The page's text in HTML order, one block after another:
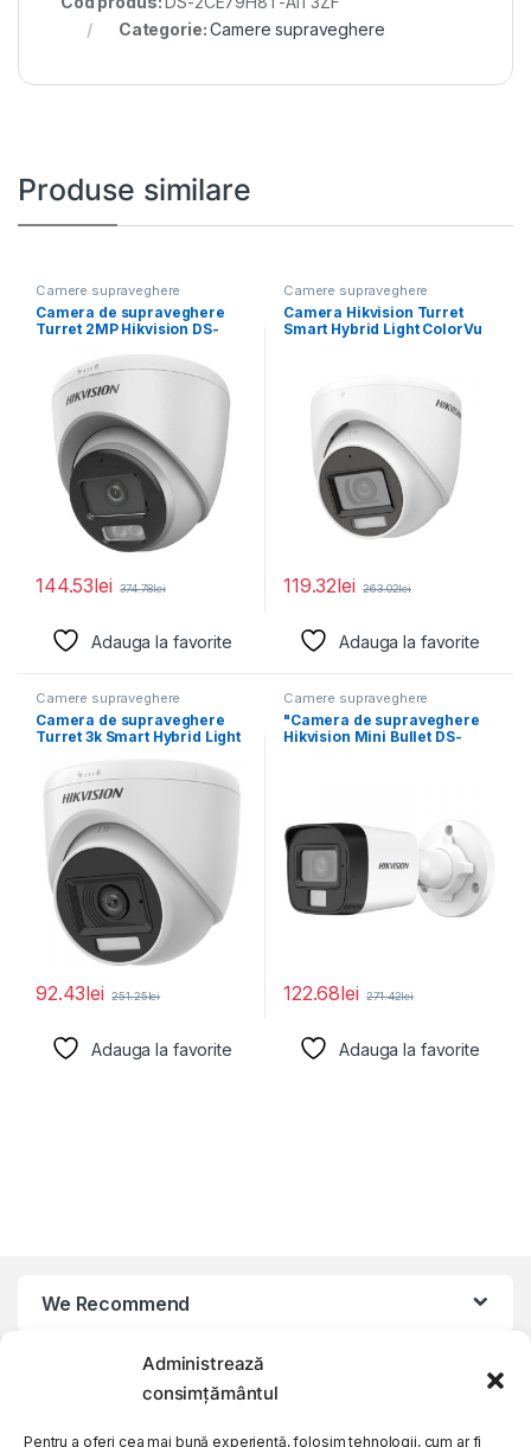
Administrează
consimțământul
Pentru a oferi cea mai bună experiență, folosim tehnologii, cum ar fi
Categorie:Camere supraveghere
Produse similare
Camere supraveghere
Camera de supraveghere
Turret 2MP Hikvision DS-
lentila fixa: 2.8mm,
144.53lei 374.78lei
Adauga la favorite
Camere supraveghere
Camera Hikvision Turret
Smart Hybrid Light ColorVu
119.32lei 263.02lei
Adauga la favorite
Camere supraveghere
Camera de supraveghere
Turret 3k Smart Hybrid Light
92.43lei 251.25lei
Adauga la favorite
Camere supraveghere
"Camera de supraveghere
Hikvision Mini Bullet DS-
122.68lei 271.42lei
Adauga la favorite
We Recommend
My Account